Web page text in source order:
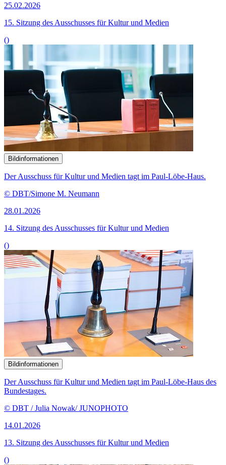
25.02.2026
15. Sitzung des Ausschusses für Kultur und Medien
()
Bildinformationen
Der Ausschuss für Kultur und Medien tagt im Paul-Löbe-Haus.
© DBT/Simone M. Neumann
28.01.2026
14. Sitzung des Ausschusses für Kultur und Medien
()
Bildinformationen
Der Ausschuss für Kultur und Medien tagt im Paul-Löbe-Haus des
Bundestages.
© DBT / Julia Nowak/ JUNOPHOTO
14.01.2026
13. Sitzung des Ausschusses für Kultur und Medien
()